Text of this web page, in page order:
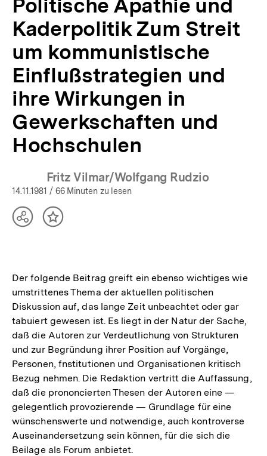
46/1981
bpb.de
Politische Apathie und
Kaderpolitik Zum Streit
um kommunistische
Einflußstrategien und
ihre Wirkungen in
Gewerkschaften und
Hochschulen
Fritz Vilmar/Wolfgang Rudzio
14.11.1981 / 66 Minuten zu lesen
TeilenInhalt
Der folgende Beitrag greift ein ebenso wichtiges wie
umstrittenes Thema der aktuellen politischen
Diskussion auf, das lange Zeit unbeachtet oder gar
tabuiert gewesen ist. Es liegt in der Natur der Sache,
daß die Autoren zur Verdeutlichung von Strukturen
und zur Begründung ihrer Position auf Vorgänge,
Personen, fnstitutionen und Organisationen kritisch
Bezug nehmen. Die Redaktion vertritt die Auffassung,
daß die prononcierten Thesen der Autoren eine —
gelegentlich provozierende — Grundlage für eine
wünschenswerte und notwendige, auch kontroverse
Auseinandersetzung sein können, für die sich die
Beilage als Forum anbietet.